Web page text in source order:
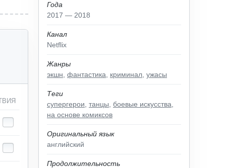
Года
2017 — 2018
Канал
Netflix
Жанры
экшн фантастика криминал ужасы
Теги
супергерои танцы боевые искусства
на основе комиксов
Оригинальный язык
английский
Продолжительность